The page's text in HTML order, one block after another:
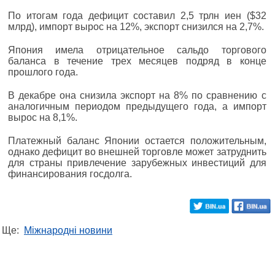
По итогам года дефицит составил 2,5 трлн иен ($32
млрд), импорт вырос на 12%, экспорт снизился на 2,7%.
Япония имела отрицательное сальдо торгового
баланса в течение трех месяцев подряд в конце
прошлого года.
В декабре она снизила экспорт на 8% по сравнению с
аналогичным периодом предыдущего года, а импорт
вырос на 8,1%.
Платежный баланс Японии остается положительным,
однако дефицит во внешней торговле может затруднить
для страны привлечение зарубежных инвестиций для
финансирования госдолга.
Ще: Міжнародні новини